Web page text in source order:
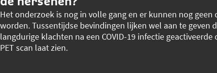
Het onderzoek is nog in volle gang en er kunnen nog
worden. Tussentijdse bevindingen lijken wel aan te geven
langdurige klachten na een COVID-19 infectie
PET scan laat zien.